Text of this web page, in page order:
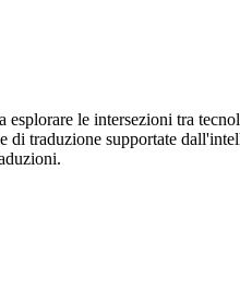
le intersezioni tra
traduzione supportate